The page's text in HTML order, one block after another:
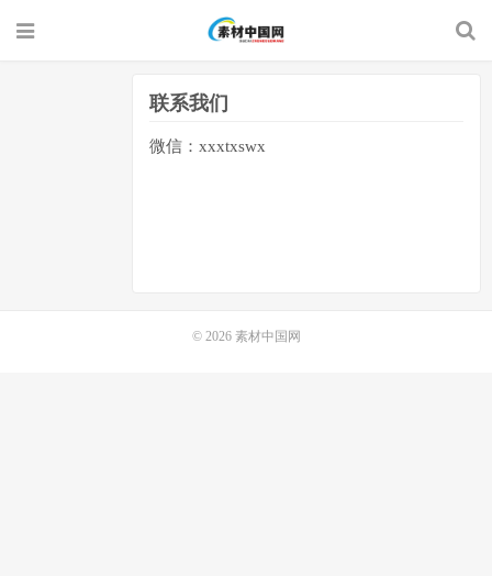
联系我们
微信：xxxtxswx
© 2026 素材中国网